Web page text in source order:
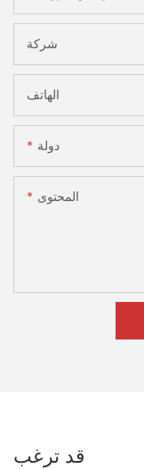
شركة
الهاتف
دولة
المحتوى
قد ترغب